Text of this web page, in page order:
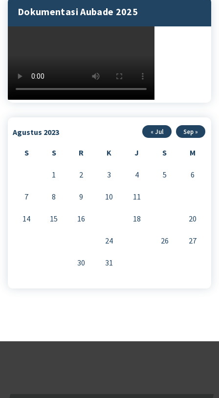
Dokumentasi Aubade 2025
Agustus 2023
S S R K J S M
1 2 3 4 5 6
7 8 9 10 11
14 15 16 18 20
24 26 27
30 31
« Jul Sep »